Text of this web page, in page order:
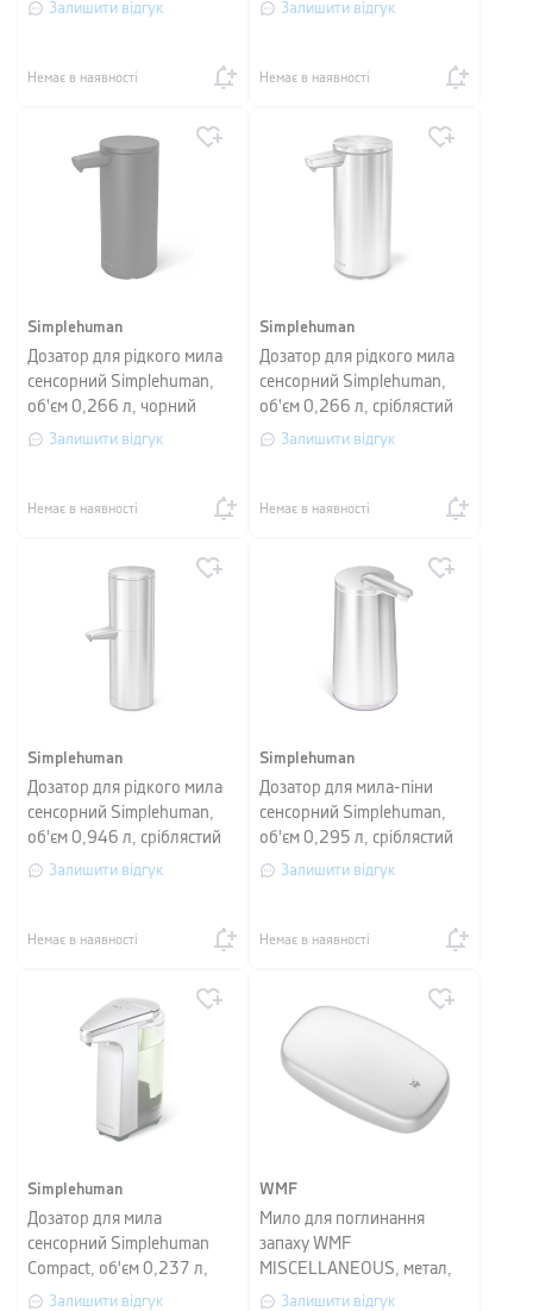
Залишити відгук
Немає в наявності
Залишити відгук
Немає в наявності
Simplehuman
Дозатор для рідкого мила
сенсорний Simplehuman,
об'єм 0,266 л, чорний
матовий
Залишити відгук
Немає в наявності
Simplehuman
Дозатор для рідкого мила
сенсорний Simplehuman,
об'єм 0,266 л, сріблястий
матовий
Залишити відгук
Немає в наявності
Simplehuman
Дозатор для рідкого мила
сенсорний Simplehuman,
об'єм 0,946 л, сріблястий
матовий
Залишити відгук
Немає в наявності
Simplehuman
Дозатор для мила-піни
сенсорний Simplehuman,
об'єм 0,295 л, сріблястий
матовий
Залишити відгук
Немає в наявності
Simplehuman
Дозатор для мила
сенсорний Simplehuman
Compact, об'єм 0,237 л,
сріблястий
Залишити відгук
WMF
Мило для поглинання
запаху WMF
MISCELLANEOUS, метал,
сріблястий
Залишити відгук